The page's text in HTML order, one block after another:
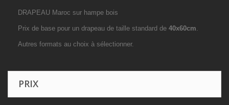
DRAPEAU Maroc sur hampe bois
Prix de base pour un drapeau de taille standard de 40x60cm.
Autres formats au choix à sélectionner.
PRIX